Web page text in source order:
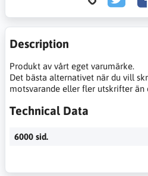
Description
Produkt av vårt eget varumärke.
Det bästa alternativet när du vill
motsvarande eller fler utskrifter
Technical Data
6000 sid.